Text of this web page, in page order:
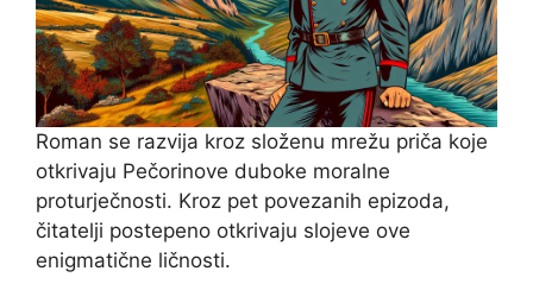
Roman se razvija kroz složenu mrežu priča koje
otkrivaju Pečorinove duboke moralne
proturječnosti. Kroz pet povezanih epizoda,
čitatelji postepeno otkrivaju slojeve ove
enigmatične ličnosti.